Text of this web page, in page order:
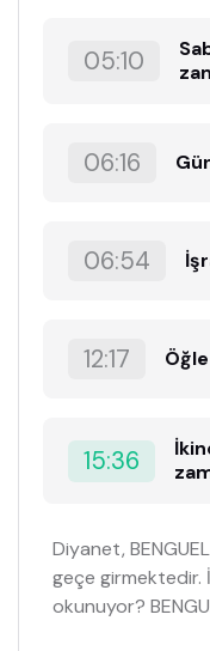
05:10
06:16
06:54
12:17
15:36
Diyanet,
geçe girmektedir.
okunuyor?